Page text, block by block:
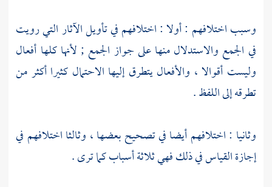
وسبب اختلافهم : أولا : اختلافهم في تأويل الآثار التي رويت
في الجمع والاستدلال منها على جواز الجمع ; لأنها كلها أفعال
وليست أقوالا ، والأفعال يتطرق إليها الاحتمال كثيرا أكثر من
تطرقه إلى اللفظ .
وثانيا : اختلافهم أيضا في تصحيح بعضها ، وثالثا اختلافهم في
إجازة القياس في ذلك فهي ثلاثة أسباب كما ترى .